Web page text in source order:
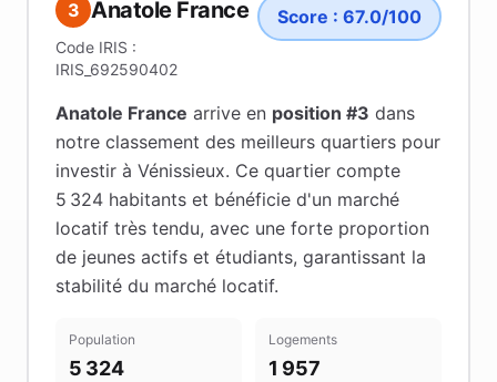
3 Anatole France
Code IRIS :
IRIS_692590402
Score : 67.0/100
Anatole France arrive en position #3 dans
notre classement des meilleurs quartiers pour
investir à Vénissieux. Ce quartier compte
5 324 habitants et bénéficie d'un marché
locatif très tendu, avec une forte proportion
de jeunes actifs et étudiants, garantissant la
stabilité du marché locatif.
Population
5 324
Logements
1 957